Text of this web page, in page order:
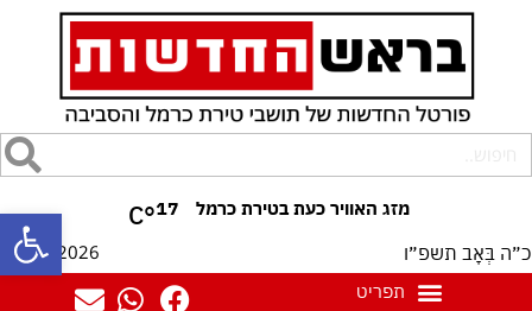
פתח 17
°C
כ״ה בְּאָב תשפ״ו 08/08/2026